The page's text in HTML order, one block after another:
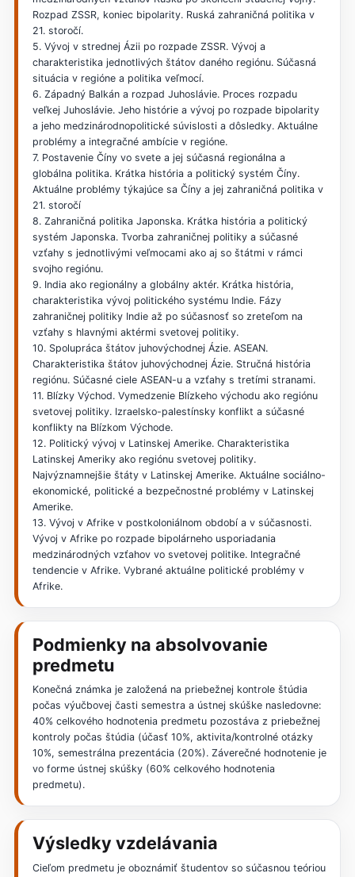
Rozpad ZSSR, koniec bipolarity. Ruská zahraničná politika v
21. storočí.
5. Vývoj v strednej Ázii po rozpade ZSSR. Vývoj a
charakteristika jednotlivých štátov daného regiónu. Súčasná
situácia v regióne a politika veľmocí.
6. Západný Balkán a rozpad Juhoslávie. Proces rozpadu
veľkej Juhoslávie. Jeho histórie a vývoj po rozpade bipolarity
a jeho medzinárodnopolitické súvislosti a dôsledky. Aktuálne
problémy a integračné ambície v regióne.
7. Postavenie Číny vo svete a jej súčasná regionálna a
globálna politika. Krátka história a politický systém Číny.
Aktuálne problémy týkajúce sa Číny a jej zahraničná politika v
21. storočí
8. Zahraničná politika Japonska. Krátka história a politický
systém Japonska. Tvorba zahraničnej politiky a súčasné
vzťahy s jednotlivými veľmocami ako aj so štátmi v rámci
svojho regiónu.
9. India ako regionálny a globálny aktér. Krátka história,
charakteristika vývoj politického systému Indie. Fázy
zahraničnej politiky Indie až po súčasnosť so zreteľom na
vzťahy s hlavnými aktérmi svetovej politiky.
10. Spolupráca štátov juhovýchodnej Ázie. ASEAN.
Charakteristika štátov juhovýchodnej Ázie. Stručná história
regiónu. Súčasné ciele ASEAN-u a vzťahy s tretími stranami.
11. Blízky Východ. Vymedzenie Blízkeho východu ako regiónu
svetovej politiky. Izraelsko-palestínsky konflikt a súčasné
konflikty na Blízkom Východe.
12. Politický vývoj v Latinskej Amerike. Charakteristika
Latinskej Ameriky ako regiónu svetovej politiky.
Najvýznamnejšie štáty v Latinskej Amerike. Aktuálne sociálno-
ekonomické, politické a bezpečnostné problémy v Latinskej
Amerike.
13. Vývoj v Afrike v postkoloniálnom období a v súčasnosti.
Vývoj v Afrike po rozpade bipolárneho usporiadania
medzinárodných vzťahov vo svetovej politike. Integračné
tendencie v Afrike. Vybrané aktuálne politické problémy v
Afrike.
Podmienky na absolvovanie
predmetu
Konečná známka je založená na priebežnej kontrole štúdia
počas výučbovej časti semestra a ústnej skúške nasledovne:
40% celkového hodnotenia predmetu pozostáva z priebežnej
kontroly počas štúdia (účasť 10%, aktivita/kontrolné otázky
10%, semestrálna prezentácia (20%). Záverečné hodnotenie je
vo forme ústnej skúšky (60% celkového hodnotenia
predmetu).
Výsledky vzdelávania
Cieľom predmetu je oboznámiť študentov so súčasnou teóriou